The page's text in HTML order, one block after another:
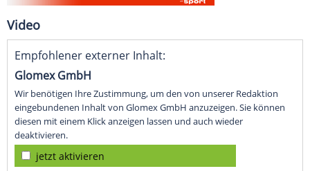
Video
Empfohlener externer Inhalt:
Glomex GmbH
Wir benötigen Ihre Zustimmung, um den von unserer Redaktion
eingebundenen Inhalt von Glomex GmbH anzuzeigen. Sie können
diesen mit einem Klick anzeigen lassen und auch wieder
deaktivieren.
jetzt aktivieren